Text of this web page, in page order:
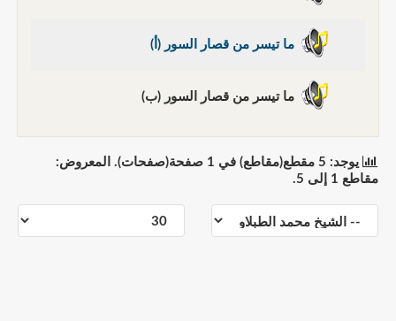
ما تيسر من قصار السور (أ)
ما تيسر من قصار السور (ب)
يوجد: 5 مقطع(مقاطع) في 1 صفحة(صفحات). المعروض:
مقاطع 1 إلى 5.